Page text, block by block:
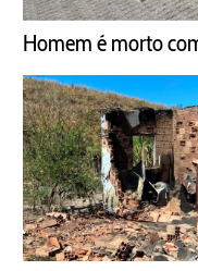
Homem é morto